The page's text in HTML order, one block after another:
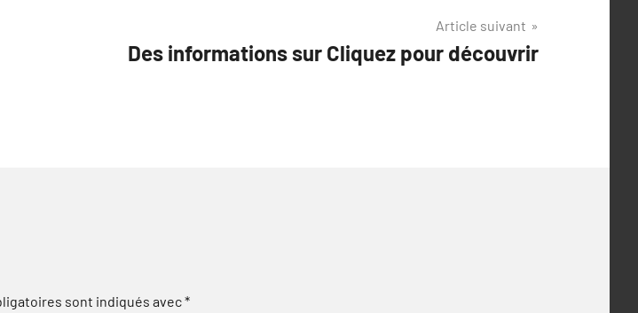
Article suivant
Des informations sur Cliquez pour découvrir
sont indiqués avec*